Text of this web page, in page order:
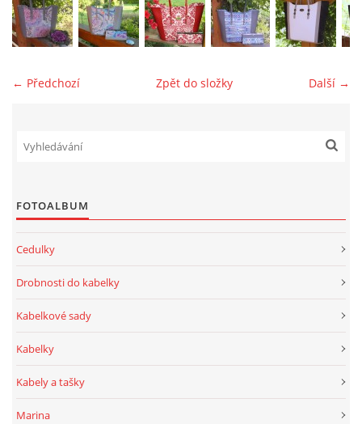
← Předchozí Další →
Zpět do složky
FOTOALBUM
Cedulky
Drobnosti do kabelky
Kabelkové sady
Kabelky
Kabely a tašky
Marina